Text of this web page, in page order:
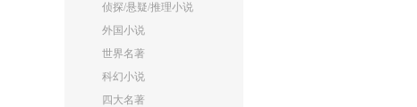
侦探/悬疑/推理小说
外国小说
世界名著
科幻小说
四大名著